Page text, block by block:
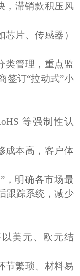
，滞销款积压风
芯片、传感器）
类管理，重点监
签订“拉动式”小
等强制性认
成本高，客户体
，明确各市场最
跟踪系统，减少
美元、欧元结
节繁琐、材料易